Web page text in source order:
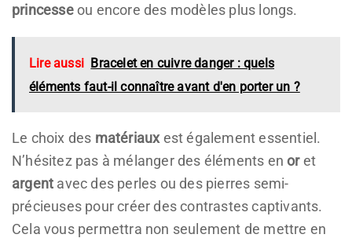
princesseou encore des modèles plus longs.
Lire aussi Bracelet en cuivre danger : quels
éléments faut-il connaître avant d'en porter un ?
Le choix des matériauxest également essentiel.
N’hésitez pas à mélanger des éléments enoret
argent avec des perles ou des pierres semi-
précieuses pour créer des contrastes captivants.
Cela vous permettra non seulement de mettre en